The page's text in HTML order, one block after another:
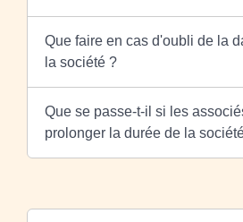
Que faire en cas d'oubli de la
la société ?
Que se passe-t-il si les
prolonger la durée de la